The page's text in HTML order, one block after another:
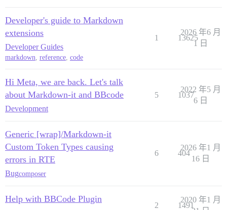
Developer's guide to Markdown
extensions
Developer Guides
markdown, reference, code
1 13625
2026 年6 月
1 日
Hi Meta, we are back. Let's talk
about Markdown-it and BBcode
Development
5 1037
2022 年5 月
6 日
Generic [wrap]/Markdown-it
Custom Token Types causing
errors in RTE
Bugcomposer
6 404
2026 年1 月
16 日
Help with BBCode Plugin
2 1491
2020 年1 月